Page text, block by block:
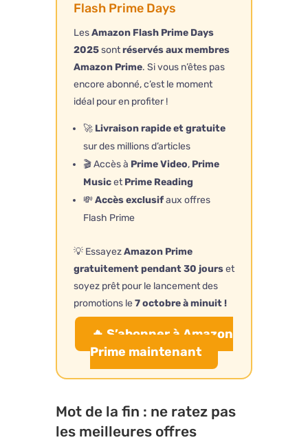
Flash Prime Days
LesAmazon Flash Prime Days
2025sontréservés aux membres
Amazon Prime. Si vous n’êtes pas
encore abonné, c’est le moment
idéal pour en profiter !
🚀 Livraison rapide et gratuite
sur des millions d’articles
🎬 Accès à Prime Video, Prime
MusicetPrime Reading
💸 Accès exclusifaux offres
Flash Prime
💡 EssayezAmazon Prime
gratuitement pendant 30 jourset
soyez prêt pour le lancement des
promotions le7 octobre à minuit !
🔥 S’abonner à Amazon
Prime maintenant
Mot de la fin : ne ratez pas
les meilleures offres